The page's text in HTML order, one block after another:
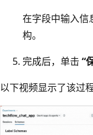
在字段中输入信
构。
完成后，单击 “
以下视频显示了该过程